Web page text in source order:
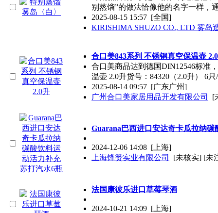
别蒸馏”的做法恰像他的名字一样，
2025-08-15 15:57 [全国]
KIRISHIMA SHUZO CO., LTD 雾岛
合口美843系列 不锈钢真空保温壶
合口美商品达到德国DIN12546标准
温壶 2.0升货号：84320（2.0升） 6
2025-08-14 09:57 [广东广州]
广州合口美家居用品开发有限公司
[
Guarana巴西进口安达奇卡瓜拉纳
2024-12-06 14:08 [上海]
上海锋赞实业有限公司
[未核实] [未
法国康彼乐进口草莓琴酒
2024-10-21 14:09 [上海]